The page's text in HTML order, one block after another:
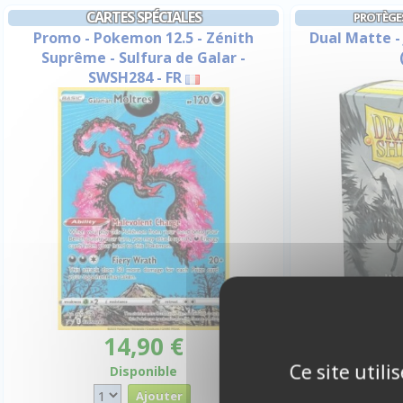
CARTES SPÉCIALES
Promo - Pokemon 12.5 - Zénith
Suprême - Sulfura de Galar -
SWSH284 - FR
14,90 €
Disponible
Dual Matte -
Ce site